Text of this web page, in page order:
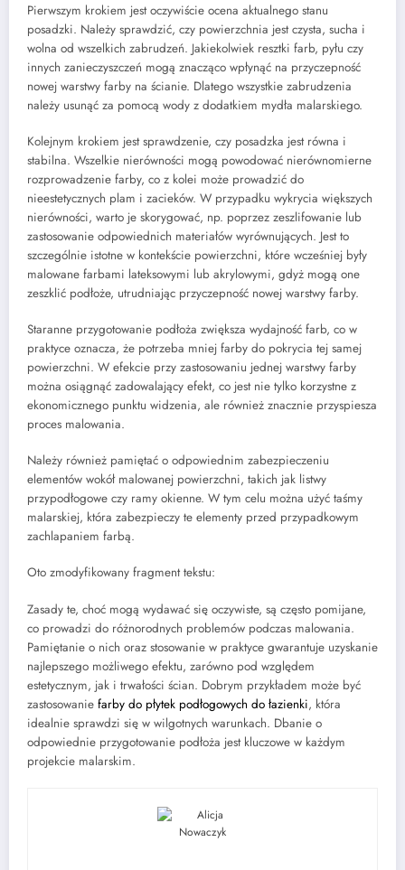
Pierwszym krokiem jest oczywiście ocena aktualnego stanu
posadzki. Należy sprawdzić, czy powierzchnia jest czysta, sucha i
wolna od wszelkich zabrudzeń. Jakiekolwiek resztki farb, pyłu czy
innych zanieczyszczeń mogą znacząco wpłynąć na przyczepność
nowej warstwy farby na ścianie. Dlatego wszystkie zabrudzenia
należy usunąć za pomocą wody z dodatkiem mydła malarskiego.
Kolejnym krokiem jest sprawdzenie, czy posadzka jest równa i
stabilna. Wszelkie nierówności mogą powodować nierównomierne
rozprowadzenie farby, co z kolei może prowadzić do
nieestetycznych plam i zacieków. W przypadku wykrycia większych
nierówności, warto je skorygować, np. poprzez zeszlifowanie lub
zastosowanie odpowiednich materiałów wyrównujących. Jest to
szczególnie istotne w kontekście powierzchni, które wcześniej były
malowane farbami lateksowymi lub akrylowymi, gdyż mogą one
zeszklić podłoże, utrudniając przyczepność nowej warstwy farby.
Staranne przygotowanie podłoża zwiększa wydajność farb, co w
praktyce oznacza, że potrzeba mniej farby do pokrycia tej samej
powierzchni. W efekcie przy zastosowaniu jednej warstwy farby
można osiągnąć zadowalający efekt, co jest nie tylko korzystne z
ekonomicznego punktu widzenia, ale również znacznie przyspiesza
proces malowania.
Należy również pamiętać o odpowiednim zabezpieczeniu
elementów wokół malowanej powierzchni, takich jak listwy
przypodłogowe czy ramy okienne. W tym celu można użyć taśmy
malarskiej, która zabezpieczy te elementy przed przypadkowym
zachlapaniem farbą.
Oto zmodyfikowany fragment tekstu:
Zasady te, choć mogą wydawać się oczywiste, są często pomijane,
co prowadzi do różnorodnych problemów podczas malowania.
Pamiętanie o nich oraz stosowanie w praktyce gwarantuje uzyskanie
najlepszego możliwego efektu, zarówno pod względem
estetycznym, jak i trwałości ścian. Dobrym przykładem może być
zastosowanie farby do płytek podłogowych do łazienki, która
idealnie sprawdzi się w wilgotnych warunkach. Dbanie o
odpowiednie przygotowanie podłoża jest kluczowe w każdym
projekcie malarskim.